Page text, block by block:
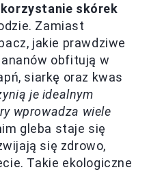
skórek
Zamiast
jakie prawdziwe
obfitują w
siarkę oraz kwas
je idealnym
wprowadza wiele
gleba staje się
się zdrowo,
Takie ekologiczne